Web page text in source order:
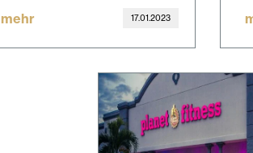
mehr 17.01.2023